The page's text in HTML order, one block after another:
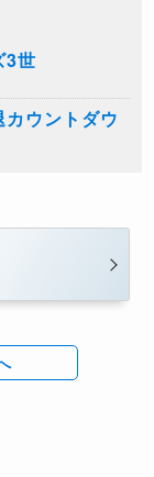
3世
ウントダウ